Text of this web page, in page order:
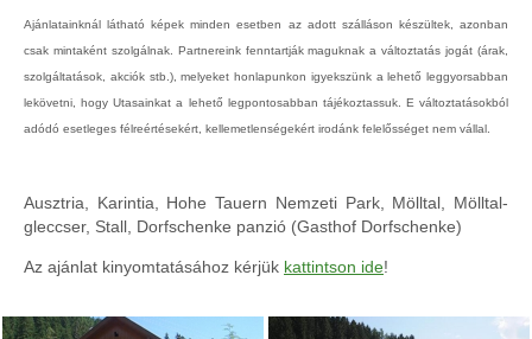
Ajánlatainknál látható képek minden esetben az adott szálláson készültek, azonban
csak mintaként szolgálnak. Partnereink fenntartják maguknak a változtatás jogát (árak,
szolgáltatások, akciók stb.), melyeket honlapunkon igyekszünk a lehető leggyorsabban
lekövetni, hogy Utasainkat a lehető legpontosabban tájékoztassuk. E változtatásokból
adódó esetleges félreértésekért, kellemetlenségekért irodánk felelősséget nem vállal.
Ausztria, Karintia, Hohe Tauern Nemzeti Park, Mölltal, Mölltal-
gleccser, Stall, Dorfschenke panzió (Gasthof Dorfschenke)
Az ajánlat kinyomtatásához kérjük kattintson ide!